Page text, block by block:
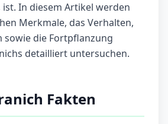
ist. In diesem Artikel werden
Merkmale, das Verhalten,
sowie die Fortpflanzung
detailliert untersuchen.
Fakten